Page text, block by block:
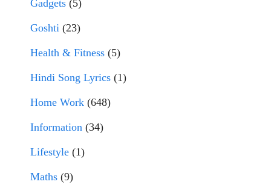
Gadgets (5)
Goshti (23)
Health & Fitness (5)
Hindi Song Lyrics (1)
Home Work (648)
Information (34)
Lifestyle (1)
Maths (9)